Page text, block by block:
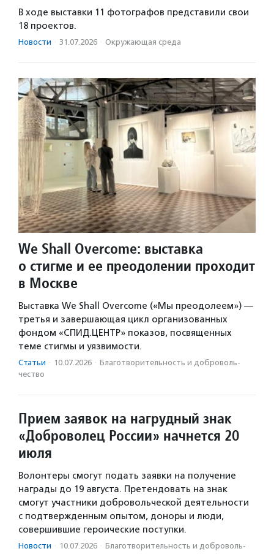
В ходе выставки 11 фотографов представили свои
18 проектов.
Новости · 31.07.2026 · Окружающая среда
We Shall Overcome: выставка
о стигме и ее преодолении проходит
в Москве
Выставка We Shall Overcome («Мы преодолеем») —
третья и завершающая цикл организованных
фондом «СПИД.ЦЕНТР» показов, посвященных
теме стигмы и уязвимости.
Статьи · 10.07.2026 · Благотвори­тель­ность и доброволь­
чест­во
Прием заявок на нагрудный знак
«Доброволец России» начнется 20
июля
Волонтеры смогут подать заявки на получение
награды до 19 августа. Претендовать на знак
смогут участники добровольческой деятельности
с подтвержденным опытом, доноры и люди,
совершившие героические поступки.
Новости · 10.07.2026 · Благотвори­тель­ность и доброволь­